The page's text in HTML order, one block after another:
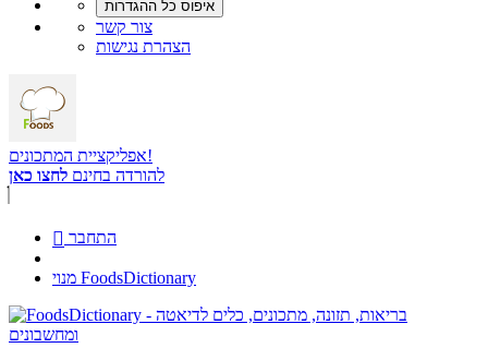
צור קשר
הצהרת נגישות
אפליקציית המתכונים!
להורדה בחינם לחצו כאן
 התחבר
מנוי FoodsDictionary